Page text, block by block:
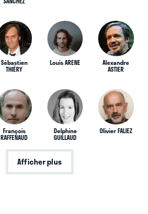
Sébastien
THIÉRY
Louis ARENE Alexandre
ASTIER
François
RAFFENAUD
Delphine
GUILLAUD
Olivier FALIEZ
Afficher plus